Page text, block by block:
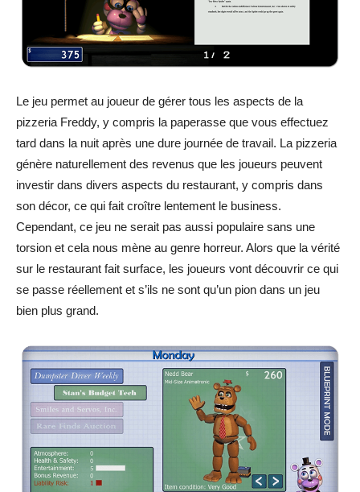
Le jeu permet au joueur de gérer tous les aspects de la
pizzeria Freddy, y compris la paperasse que vous effectuez
tard dans la nuit après une dure journée de travail. La pizzeria
génère naturellement des revenus que les joueurs peuvent
investir dans divers aspects du restaurant, y compris dans
son décor, ce qui fait croître lentement le business.
Cependant, ce jeu ne serait pas aussi populaire sans une
torsion et cela nous mène au genre horreur. Alors que la vérité
sur le restaurant fait surface, les joueurs vont découvrir ce qui
se passe réellement et s’ils ne sont qu’un pion dans un jeu
bien plus grand.